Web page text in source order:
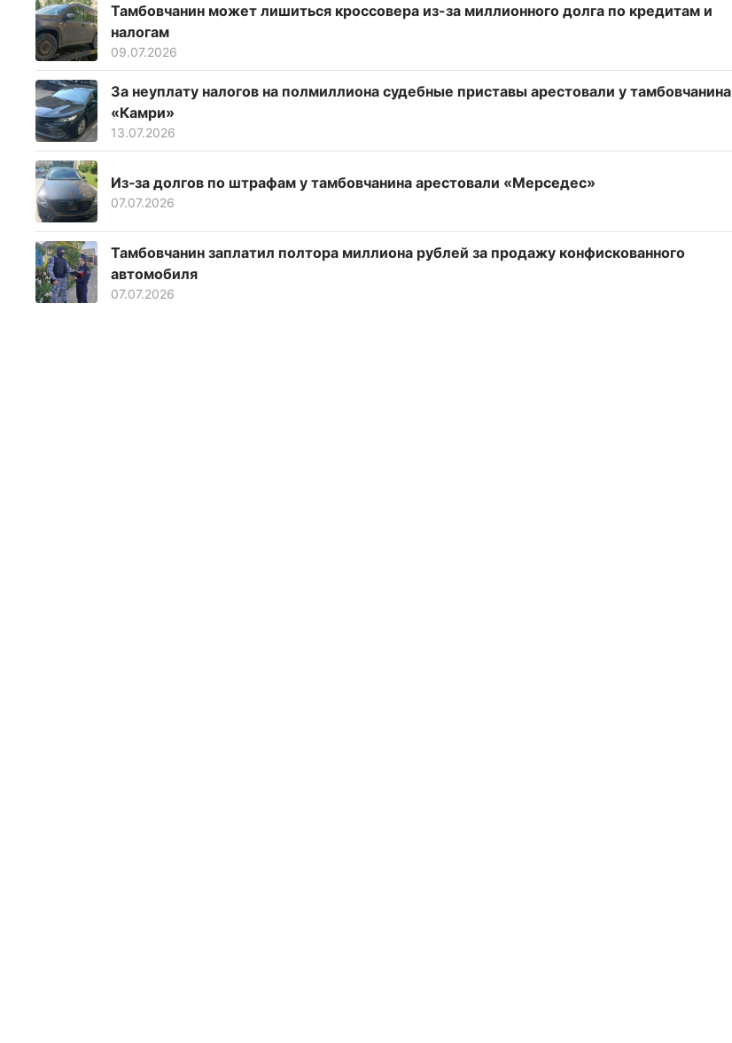
Тамбовчанин может лишиться кроссовера из-за миллионного долга по кредитам и
налогам
09.07.2026
За неуплату налогов на полмиллиона судебные приставы арестовали у тамбовчанина
«Камри»
13.07.2026
Из‑за долгов по штрафам у тамбовчанина арестовали «Мерседес»
07.07.2026
Тамбовчанин заплатил полтора миллиона рублей за продажу конфискованного
автомобиля
07.07.2026